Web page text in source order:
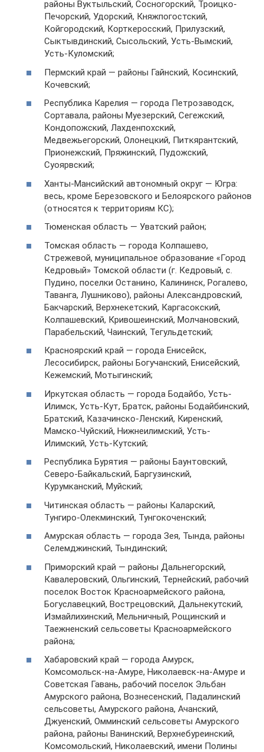
районы Вуктыльский, Сосногорский, Троицко-
Печорский, Удорский, Княжпогостский,
Койгородский, Корткеросский, Прилузский,
Сыктывдинский, Сысольский, Усть-Вымский,
Усть-Куломский;
Пермский край — районы Гайнский, Косинский,
Кочевский;
Республика Карелия — города Петрозаводск,
Сортавала, районы Муезерский, Сегежский,
Кондопожский, Лахденпохский,
Медвежьегорский, Олонецкий, Питкярантский,
Прионежский, Пряжинский, Пудожский,
Суоярвский;
Ханты-Мансийский автономный округ — Югра:
весь, кроме Березовского и Белоярского районов
(относятся к территориям КС);
Тюменская область — Уватский район;
Томская область — города Колпашево,
Стрежевой, муниципальное образование «Город
Кедровый» Томской области (г. Кедровый, с.
Пудино, поселки Останино, Калининск, Рогалево,
Таванга, Лушниково), районы Александровский,
Бакчарский, Верхнекетский, Каргасокский,
Колпашевский, Кривошеинский, Молчановский,
Парабельский, Чаинский, Тегульдетский;
Красноярский край — города Енисейск,
Лесосибирск, районы Богучанский, Енисейский,
Кежемский, Мотыгинский;
Иркутская область — города Бодайбо, Усть-
Илимск, Усть-Кут, Братск, районы Бодайбинский,
Братский, Казачинско-Ленский, Киренский,
Мамско-Чуйский, Нижнеилимский, Усть-
Илимский, Усть-Кутский;
Республика Бурятия — районы Баунтовский,
Северо-Байкальский, Баргузинский,
Курумканский, Муйский;
Читинская область — районы Каларский,
Тунгиро-Олекминский, Тунгокоченский;
Амурская область — города Зея, Тында, районы
Селемджинский, Тындинский;
Приморский край — районы Дальнегорский,
Кавалеровский, Ольгинский, Тернейский, рабочий
поселок Восток Красноармейского района,
Богуславецкий, Вострецовский, Дальнекутский,
Измайлихинский, Мельничный, Рощинский и
Таежненский сельсоветы Красноармейского
района;
Хабаровский край — города Амурск,
Комсомольск-на-Амуре, Николаевск-на-Амуре и
Советская Гавань, рабочий поселок Эльбан
Амурского района, Вознесенский, Падалинский
сельсоветы, Амурского района, Ачанский,
Джуенский, Омминский сельсоветы Амурского
района, районы Ванинский, Верхнебуреинский,
Комсомольский, Николаевский, имени Полины